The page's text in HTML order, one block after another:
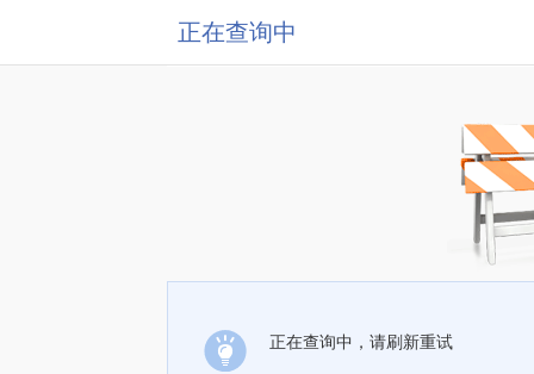
正在查询中
正在查询中，请刷新重试